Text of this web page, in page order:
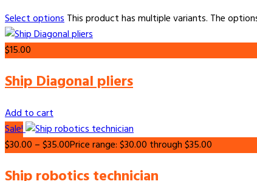
Select optionsThis product has multiple variants. The
$15.00
Ship Diagonal pliers
Add to cart
Sale!
$30.00 –$35.00Price range: $30.00 through $35.00